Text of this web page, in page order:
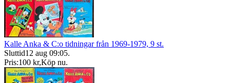
Kalle Anka & C:o tidningar från 1969-1979, 9 st.
Sluttid12 aug 09:05.
Pris:100 kr,Köp nu.